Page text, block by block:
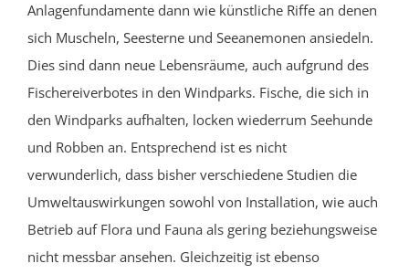
Anlagenfundamente dann wie künstliche Riffe an denen
sich Muscheln, Seesterne und Seeanemonen ansiedeln.
Dies sind dann neue Lebensräume, auch aufgrund des
Fischereiverbotes in den Windparks. Fische, die sich in
den Windparks aufhalten, locken wiederrum Seehunde
und Robben an. Entsprechend ist es nicht
verwunderlich, dass bisher verschiedene Studien die
Umweltauswirkungen sowohl von Installation, wie auch
Betrieb auf Flora und Fauna als gering beziehungsweise
nicht messbar ansehen. Gleichzeitig ist ebenso